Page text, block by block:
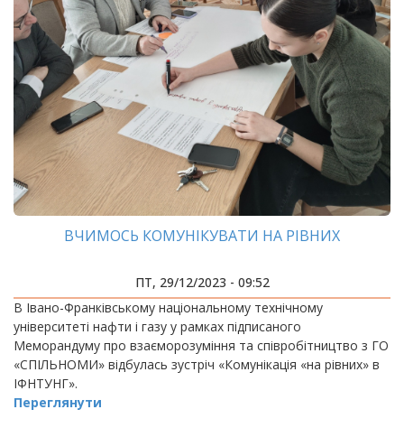
ВЧИМОСЬ КОМУНІКУВАТИ НА РІВНИХ
ПТ, 29/12/2023 - 09:52
В Івано-Франківському національному технічному
університеті нафти і газу у рамках підписаного
Меморандуму про взаєморозуміння та співробітництво з ГО
«СПІЛЬНОМИ» відбулась зустріч «Комунікація «на рівних» в
ІФНТУНГ».
Переглянути